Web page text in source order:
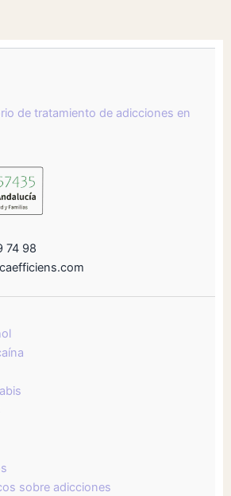
de tratamiento de adicciones en
74 98
sobre adicciones